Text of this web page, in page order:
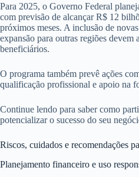
Para 2025, o Governo Federal
com previsão de alcançar R$ 12
próximos meses. A inclusão de
expansão para outras regiões devem
beneficiários.
O programa também prevê ações
qualificação profissional e apoio na
Continue lendo para saber como
potencializar o sucesso do seu
Riscos, cuidados e recomendações
Planejamento financeiro e uso